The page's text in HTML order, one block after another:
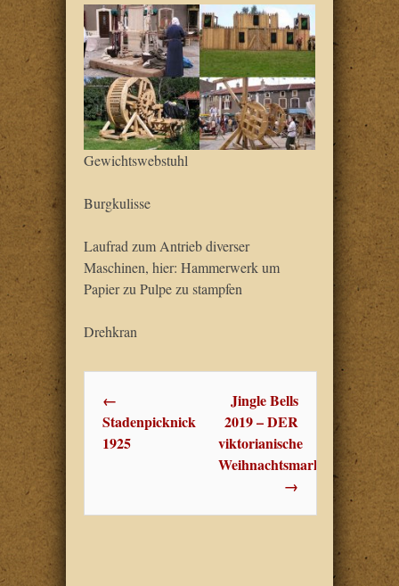
Gewichtswebstuhl
Burgkulisse
Laufrad zum Antrieb diverser
Maschinen, hier: Hammerwerk um
Papier zu Pulpe zu stampfen
Drehkran
←
Stadenpicknick
1925
Jingle Bells
2019 – DER
viktorianische
Weihnachtsmarkt
→